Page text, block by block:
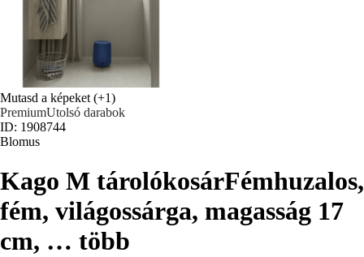
Mutasd a képeket (+1)
PremiumUtolsó darabok
ID: 1908744
Blomus
Kago M tárolókosárFémhuzalos,
fém, világossárga, magasság 17
cm, … több